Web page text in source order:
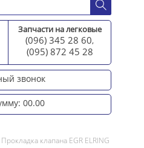
Запчасти на легковые
(096) 345 28 60,
(095) 872 45 28
звонок
00.00
Прокладка клапана EGR ELRING